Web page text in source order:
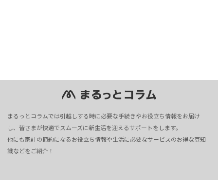
まるっとコラムでは引越しする時に必要な手続きやお役立ち情報をお届け
し、皆さまが快適でスムーズに新生活を迎えるサポートをします。
他にも家計の節約になるお役立ち情報や生活に必要なサービスのお得な豆知
識などをご紹介！